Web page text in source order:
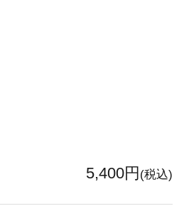
5,400円 (税込)